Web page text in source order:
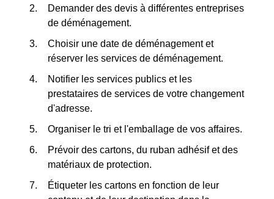
Demander des devis à différentes entreprises
de déménagement.
Choisir une date de déménagement et
réserver les services de déménagement.
Notifier les services publics et les
prestataires de services de votre changement
d'adresse.
Organiser le tri et l'emballage de vos affaires.
Prévoir des cartons, du ruban adhésif et des
matériaux de protection.
Étiqueter les cartons en fonction de leur